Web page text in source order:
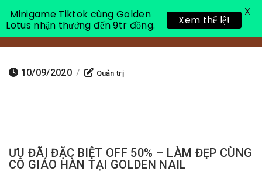
Toggle
10/09/2020 / Quản trị
ƯU ĐÃI ĐẶC BIỆT OFF 50% – LÀM ĐẸP CÙNG
CÔ GIÁO HÀN TẠI GOLDEN NAIL
Minigame Tiktok cùng Golden
Lotus nhận thưởng đến 9tr đồng.
Xem thể lệ!
X